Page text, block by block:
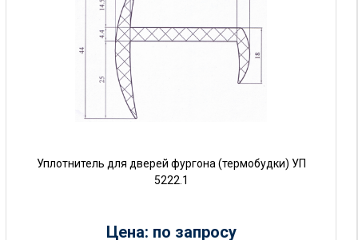
Уплотнитель для дверей фургона (термобудки) УП
5222.1
Цена: по запросу